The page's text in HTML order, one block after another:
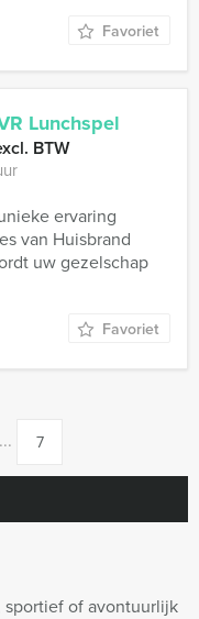
of avontuurlijk
Favoriet
Lunchspel
BTW
ervaring
van Huisbrand
uw gezelschap
Favoriet
... 7